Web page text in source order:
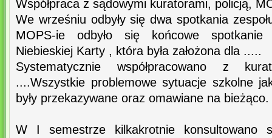
Współpraca z sądowymi kuratorami, policją,
We wrześniu odbyły się dwa spotkania
MOPS-ie odbyło się końcowe
Niebieskiej Karty , która była założona dla .....
Systematycznie współpracowano z
....Wszystkie problemowe sytuacje szkolne
były przekazywane oraz omawiane na bieżąco.
W I semestrze kilkakrotnie konsultowano